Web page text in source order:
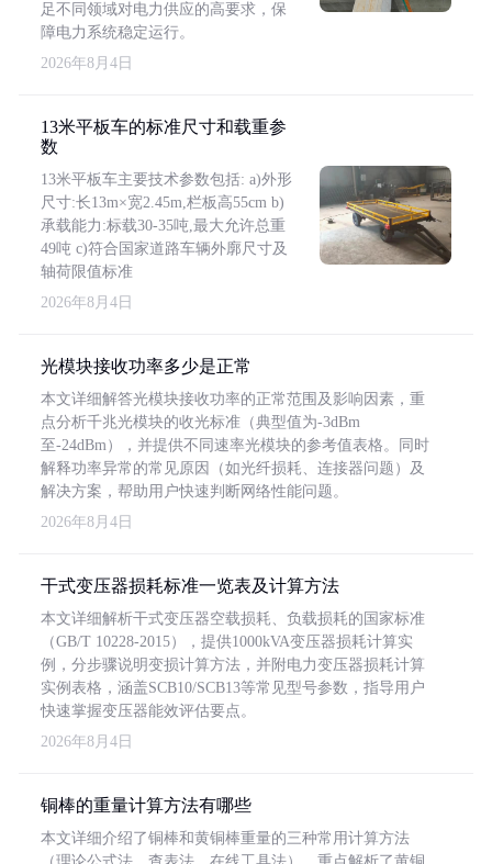
足不同领域对电力供应的高要求，保
障电力系统稳定运行。
2026年8月4日
13米平板车的标准尺寸和载重参
数
13米平板车主要技术参数包括: a)外形
尺寸:长13m×宽2.45m,栏板高55cm b)
承载能力:标载30-35吨,最大允许总重
49吨 c)符合国家道路车辆外廓尺寸及
轴荷限值标准
2026年8月4日
光模块接收功率多少是正常
本文详细解答光模块接收功率的正常范围及影响因素，重
点分析千兆光模块的收光标准（典型值为-3dBm
至-24dBm），并提供不同速率光模块的参考值表格。同时
解释功率异常的常见原因（如光纤损耗、连接器问题）及
解决方案，帮助用户快速判断网络性能问题。
2026年8月4日
干式变压器损耗标准一览表及计算方法
本文详细解析干式变压器空载损耗、负载损耗的国家标准
（GB/T 10228-2015），提供1000kVA变压器损耗计算实
例，分步骤说明变损计算方法，并附电力变压器损耗计算
实例表格，涵盖SCB10/SCB13等常见型号参数，指导用户
快速掌握变压器能效评估要点。
2026年8月4日
铜棒的重量计算方法有哪些
本文详细介绍了铜棒和黄铜棒重量的三种常用计算方法